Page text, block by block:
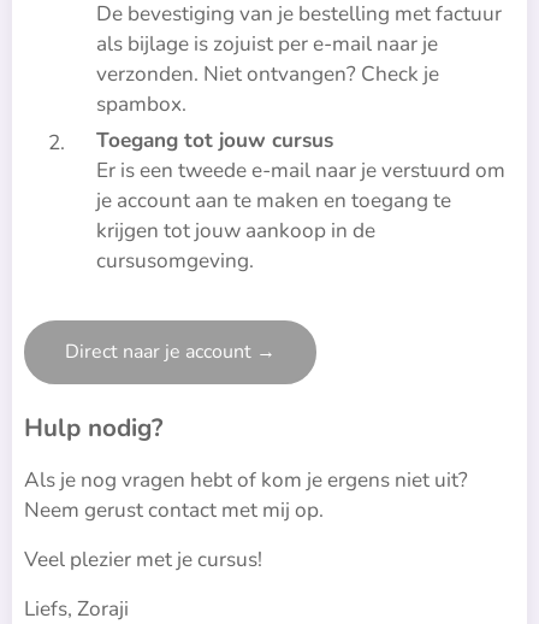
De bevestiging van je bestelling met factuur
als bijlage is zojuist per e-mail naar je
verzonden. Niet ontvangen? Check je
spambox.
Toegang tot jouw cursus
Er is een tweede e-mail naar je verstuurd om
je account aan te maken en toegang te
krijgen tot jouw aankoop in de
cursusomgeving.
Direct naar je account →
Hulp nodig?
Als je nog vragen hebt of kom je ergens niet uit?
Neem gerust contact met mij op.
Veel plezier met je cursus!
Liefs, Zoraji 🌺